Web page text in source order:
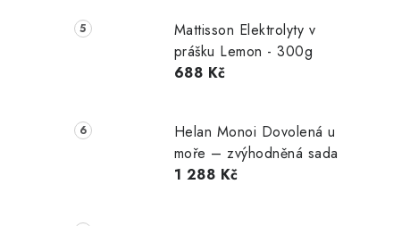
Mattisson Elektrolyty v
prášku Lemon - 300g
688 Kč
Helan Monoi Dovolená u
moře – zvýhodněná sada
1 288 Kč